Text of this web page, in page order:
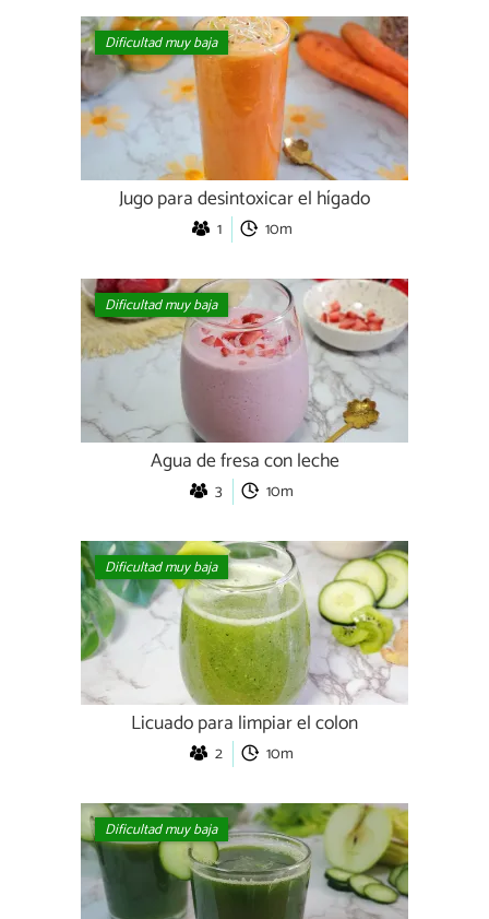
Dificultad muy baja
Jugo para desintoxicar el hígado
1 10m
Dificultad muy baja
Agua de fresa con leche
3 10m
Dificultad muy baja
Licuado para limpiar el colon
2 10m
Dificultad muy baja